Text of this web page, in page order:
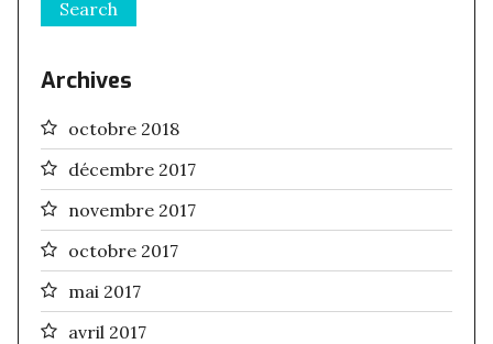
Archives
octobre 2018
décembre 2017
novembre 2017
octobre 2017
mai 2017
avril 2017